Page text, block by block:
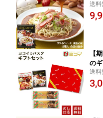
コ
け
送料
ル
【
の
の
コ
送料
ル